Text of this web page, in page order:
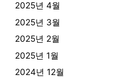
2025년 4월
2025년 3월
2025년 2월
2025년 1월
2024년 12월